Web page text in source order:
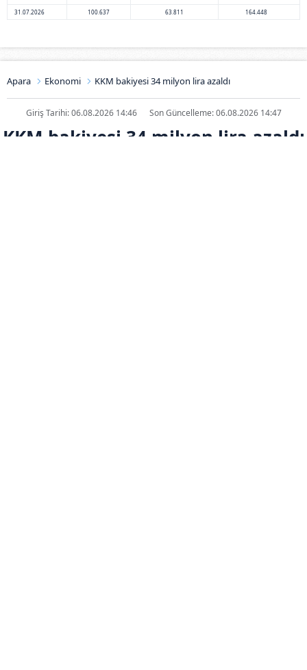
31.07.2026
100.637 63.811 164.448
Apara Ekonomi KKM bakiyesi 34 milyon lira azaldı
Giriş Tarihi: 06.08.2026 14:46 Son Güncelleme: 06.08.2026 14:47
KKM bakiyesi 34 milyon lira azaldı